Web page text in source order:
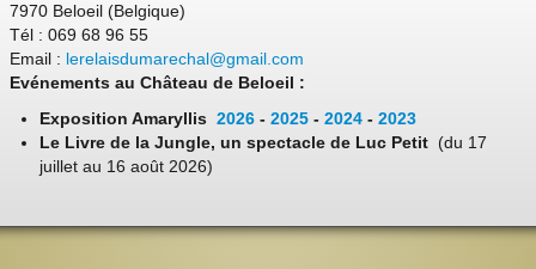
7970 Beloeil (Belgique)
Tél : 069 68 96 55
Email : lerelaisdumarechal@gmail.com
Evénements au Château de Beloeil :
Exposition Amaryllis 2026 - 2025 - 2024 - 2023
Le Livre de la Jungle, un spectacle de Luc Petit (du 17
juillet au 16 août 2026)